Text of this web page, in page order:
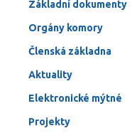
Základní dokumenty
Orgány komory
Členská základna
Aktuality
Elektronické mýtné
Projekty